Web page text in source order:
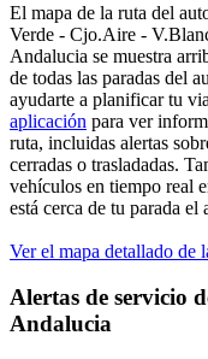
El mapa de la ruta del
Verde - Cjo.Aire -
Andalucia se muestra
de todas las paradas del
ayudarte a planificar tu
aplicación para ver
ruta, incluidas alertas
cerradas o trasladadas.
vehículos en tiempo real
está cerca de tu parada el
Ver el mapa detallado de
Alertas de servicio
Andalucia